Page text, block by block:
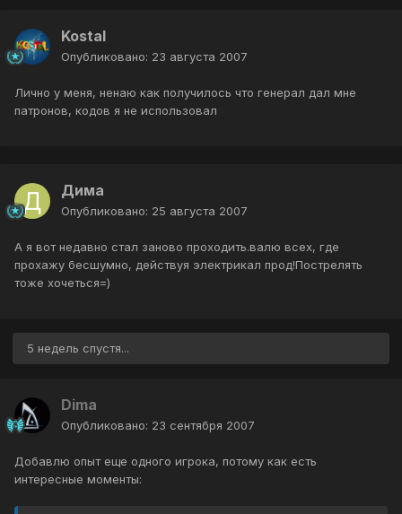
Kostal
Опубликовано: 23 августа 2007
Лично у меня, ненаю как получилось что генерал дал мне
патронов, кодов я не использовал
Дима
Опубликовано: 25 августа 2007
А я вот недавно стал заново проходить.валю всех, где
прохажу бесшумно, действуя электрикал прод!Пострелять
тоже хочеться=)
5 недель спустя...
Dima
Опубликовано: 23 сентября 2007
Добавлю опыт еще одного игрока, потому как есть
интересные моменты: